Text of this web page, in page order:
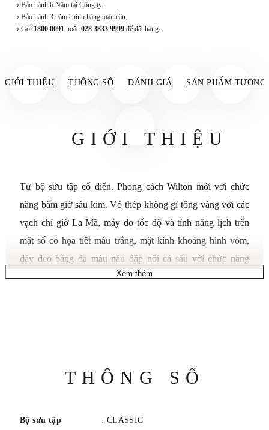
› Bảo hành 6 Năm tại Công ty.
› Bảo hành 3 năm chính hãng toàn cầu.
› Gọi 1800 0091 hoặc 028 3833 9999 để đặt hàng.
GIỚI THIỆU THÔNG SỐ ĐÁNH GIÁ SẢN PHẨM TƯƠNG
GIỚI THIỆU
Từ bộ sưu tập cổ điển. Phong cách Wilton mới với chức
năng bấm giờ sáu kim. Vỏ thép không gỉ tông vàng với các
vạch chỉ giờ La Mã, máy đo tốc độ và tính năng lịch trên
mặt số có họa tiết màu trắng, mặt kính khoáng hình vòm,
dây đeo bằng da màu nâu dập nổi cá sấu với chức năng
đóng mở bằng cách nhấn đúp và khả năng chống nước ở độ
Phong trào: Quartz
Khả năng chống nước: 0030M
Xem thêm
THÔNG SỐ
Bộ sưu tập : CLASSIC